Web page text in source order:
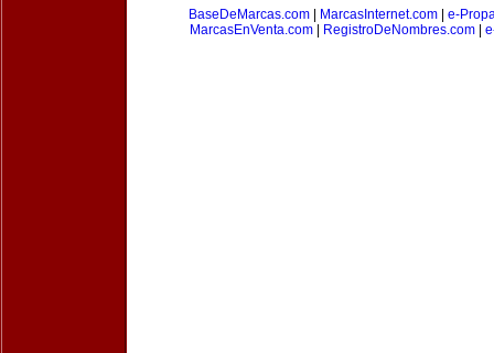
BaseDeMarcas.com| MarcasInternet.com| e-
MarcasEnVenta.com
RegistroDeNombres.com